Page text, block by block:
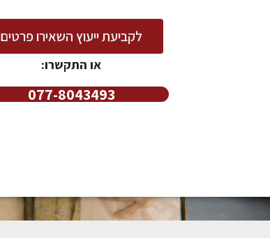
לקביעת ייעוץ השאירו פרטים
או התקשרו:
077-8043493